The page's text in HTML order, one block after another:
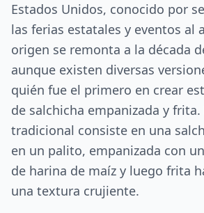
Estados Unidos, conocido por
las ferias estatales y eventos al
origen se remonta a la década
aunque existen diversas
quién fue el primero en crear
de salchicha empanizada y frita.
tradicional consiste en una
en un palito, empanizada con
de harina de maíz y luego frita
una textura crujiente.